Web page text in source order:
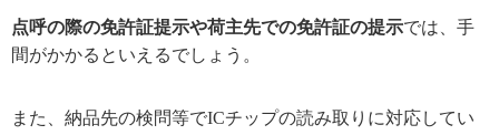
点呼の際の免許証提示や荷主先での免許証の提示では、手
間がかかるといえるでしょう。
また、納品先の検問等でICチップの読み取りに対応してい